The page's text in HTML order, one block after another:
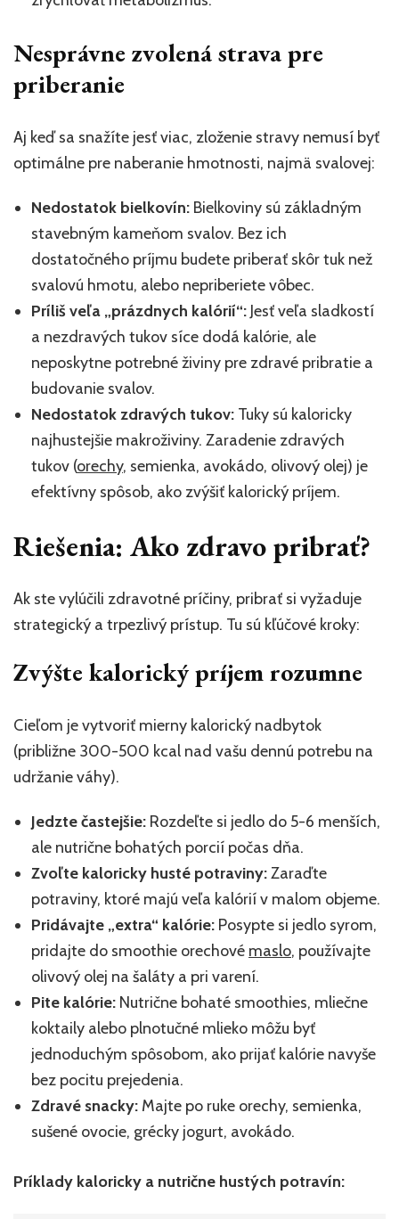
Nesprávne zvolená strava pre
priberanie
Aj keď sa snažíte jesť viac, zloženie stravy nemusí byť
optimálne pre naberanie hmotnosti, najmä svalovej:
Nedostatok bielkovín: Bielkoviny sú základným
stavebným kameňom svalov. Bez ich
dostatočného príjmu budete priberať skôr tuk než
svalovú hmotu, alebo nepriberiete vôbec.
Príliš veľa „prázdnych kalórií“: Jesť veľa sladkostí
a nezdravých tukov síce dodá kalórie, ale
neposkytne potrebné živiny pre zdravé pribratie a
budovanie svalov.
Nedostatok zdravých tukov: Tuky sú kaloricky
najhustejšie makroživiny. Zaradenie zdravých
tukov (orechy, semienka, avokádo, olivový olej) je
efektívny spôsob, ako zvýšiť kalorický príjem.
Riešenia: Ako zdravo pribrať?
Ak ste vylúčili zdravotné príčiny, pribrať si vyžaduje
strategický a trpezlivý prístup. Tu sú kľúčové kroky:
Zvýšte kalorický príjem rozumne
Cieľom je vytvoriť mierny kalorický nadbytok
(približne 300-500 kcal nad vašu dennú potrebu na
udržanie váhy).
Jedzte častejšie: Rozdeľte si jedlo do 5-6 menších,
ale nutrične bohatých porcií počas dňa.
Zvoľte kaloricky husté potraviny:Zaraďte
potraviny, ktoré majú veľa kalórií v malom objeme.
Pridávajte „extra“ kalórie: Posypte si jedlo syrom,
pridajte do smoothie orechové maslo, používajte
olivový olej na šaláty a pri varení.
Pite kalórie: Nutrične bohaté smoothies, mliečne
koktaily alebo plnotučné mlieko môžu byť
jednoduchým spôsobom, ako prijať kalórie navyše
bez pocitu prejedenia.
Zdravé snacky: Majte po ruke orechy, semienka,
sušené ovocie, grécky jogurt, avokádo.
Príklady kaloricky a nutrične hustých potravín: